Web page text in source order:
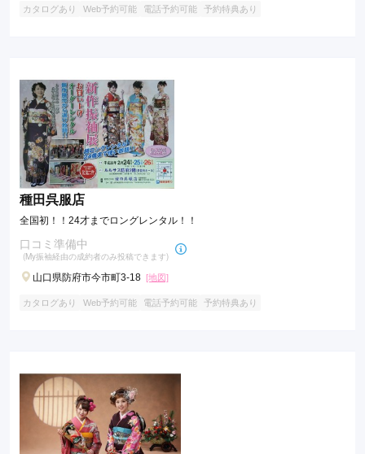
カタログあり Web予約可能 電話予約可能 予約特典あり
種田呉服店
全国初！！24才までロングレンタル！！
口コミ準備中
(My振袖経由の成約者のみ投稿できます)
山口県防府市今市町3-18 [地図]
カタログあり Web予約可能 電話予約可能 予約特典あり